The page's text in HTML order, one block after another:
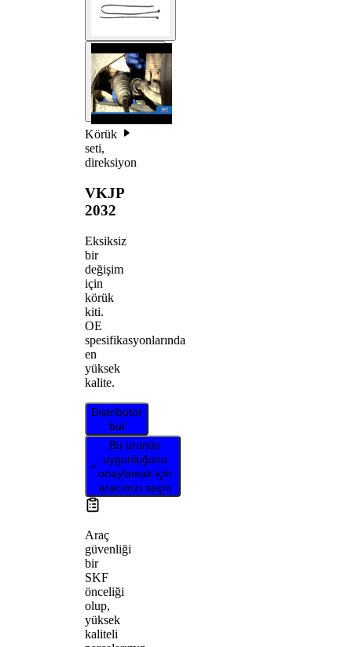
Körük
seti,
direksiyon
VKJP
2032
Eksiksiz
bir
değişim
için
körük
kiti.
OE
spesifikasyonlarında
en
yüksek
kalite.
Distribütör
bul
Bu ürünün
uygunluğunu
onaylamak için
aracınızı seçin
Araç
güvenliği
bir
SKF
önceliği
olup,
yüksek
kaliteli